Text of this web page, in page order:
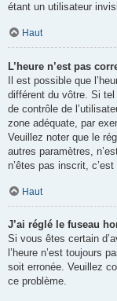
étant un utilisateur
Haut
L’heure n’est pas
Il est possible que
différent du vôtre. Si
de contrôle de
zone adéquate, par
Veuillez noter que le
autres paramètres,
n’êtes pas inscrit,
Haut
J’ai réglé le fuseau
Si vous êtes certain
l’heure n’est toujours
soit erronée. Veuillez
ce problème.